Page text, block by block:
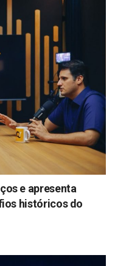
e apresenta
históricos do